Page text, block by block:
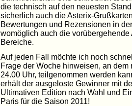
die technisch auf den neuesten
sicherlich auch die Asterix-
Bewertungen und Rezensionen in
womöglich auch die
Bereiche.
Auf jeden Fall möchte ich noch
Frage der Woche hinweisen, an
24.00 Uhr, teilgenommen werden
erhält der ausgeloste Gewinner mit
Ultimativen Edition nach Wahl und
Paris für die Saison 2011!